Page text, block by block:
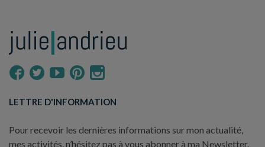
LETTRE D'INFORMATION
Pour recevoir les dernières informations sur mon actualité,
mes activités, n’hésitez pas à vous abonner à ma Newsletter.